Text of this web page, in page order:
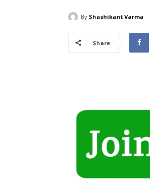
By Shashikant Varma
Share